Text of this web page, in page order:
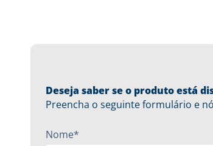
Deseja saber se o produto está
Preencha o seguinte formulário e
Nome*